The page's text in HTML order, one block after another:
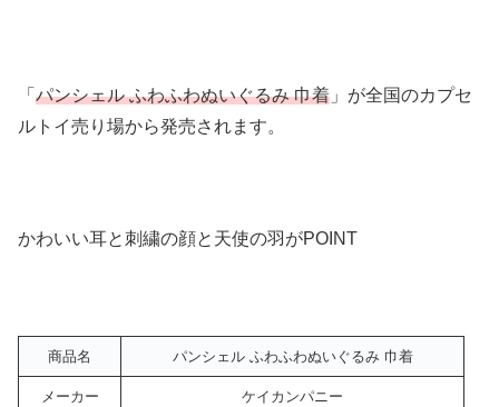
「 パンシェル ふわふわぬいぐるみ 巾着 」が全国のカプセ
ルトイ売り場から発売されます。
かわいい耳と刺繍の顔と天使の羽がPOINT
商品名 パンシェル ふわふわぬいぐるみ 巾着
メーカー ケイカンパニー